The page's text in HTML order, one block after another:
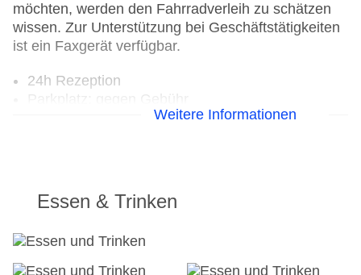
möchten, werden den Fahrradverleih zu schätzen
wissen. Zur Unterstützung bei Geschäftstätigkeiten
ist ein Faxgerät verfügbar.
24h Rezeption
Check-in von: 15:00:00
Hoteleröffnung: 1942
Hotelsafe
Letzte umfassende Renovierung: 2015
Lift
Weitere Informationen
Essen & Trinken